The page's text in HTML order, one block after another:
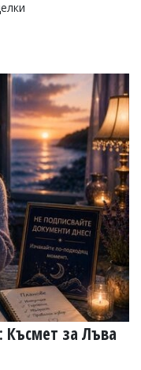
Късмет за Лъва